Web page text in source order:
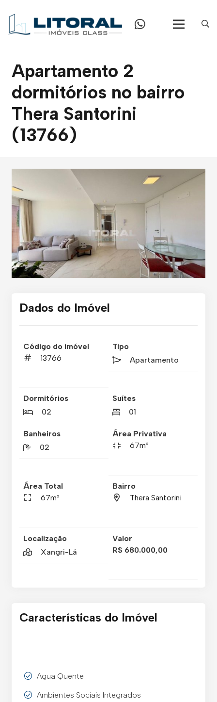
Apartamento 2
dormitórios no bairro
Thera Santorini
(13766)
Dados do Imóvel
Código do imóvel
13766
Tipo
Apartamento
Dormitórios
02
Suítes
01
Banheiros
02
Área Privativa
67m²
Área Total
67m²
Bairro
Thera Santorini
Localização
Xangri-Lá
Valor
R$ 680.000,00
Características do Imóvel
Agua Quente
Ambientes Sociais Integrados